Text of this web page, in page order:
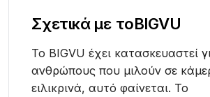
Σχετικά με τοBIGVU
Το BIGVU έχει κατασκευαστεί
ανθρώπους που μιλούν σε
ειλικρινά, αυτό φαίνεται. Το